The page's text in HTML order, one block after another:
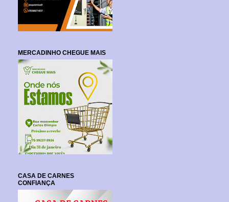
MERCADINHO CHEGUE MAIS
CASA DE CARNES
CONFIANÇA